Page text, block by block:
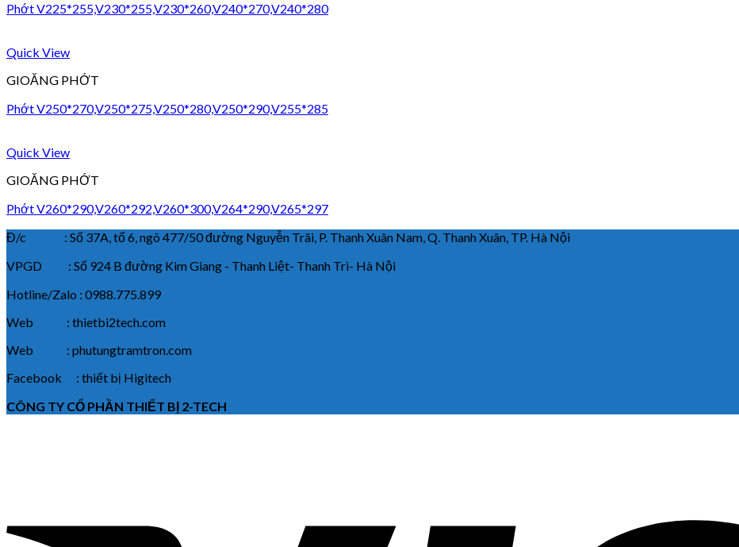
Phớt V225*255,V230*255,V230*260,V240*270,V240*280
Quick View
GIOĂNG PHỚT
Phớt V250*270,V250*275,V250*280,V250*290,V255*285
Quick View
GIOĂNG PHỚT
Phớt V260*290,V260*292,V260*300,V264*290,V265*297
Đ/c : Số 37A, tổ 6, ngõ 477/50 đường Nguyễn Trãi, P. Thanh Xuân Nam, Q. Thanh Xuân, TP. Hà Nội
VPGD : Số 924 B đường Kim Giang - Thanh Liệt- Thanh Trì- Hà Nội
Hotline/Zalo : 0988.775.899
Web : thietbi2tech.com
Web : phutungtramtron.com
Facebook : thiết bị Higitech
CÔNG TY CỔ PHẦN THIẾT BỊ 2-TECH